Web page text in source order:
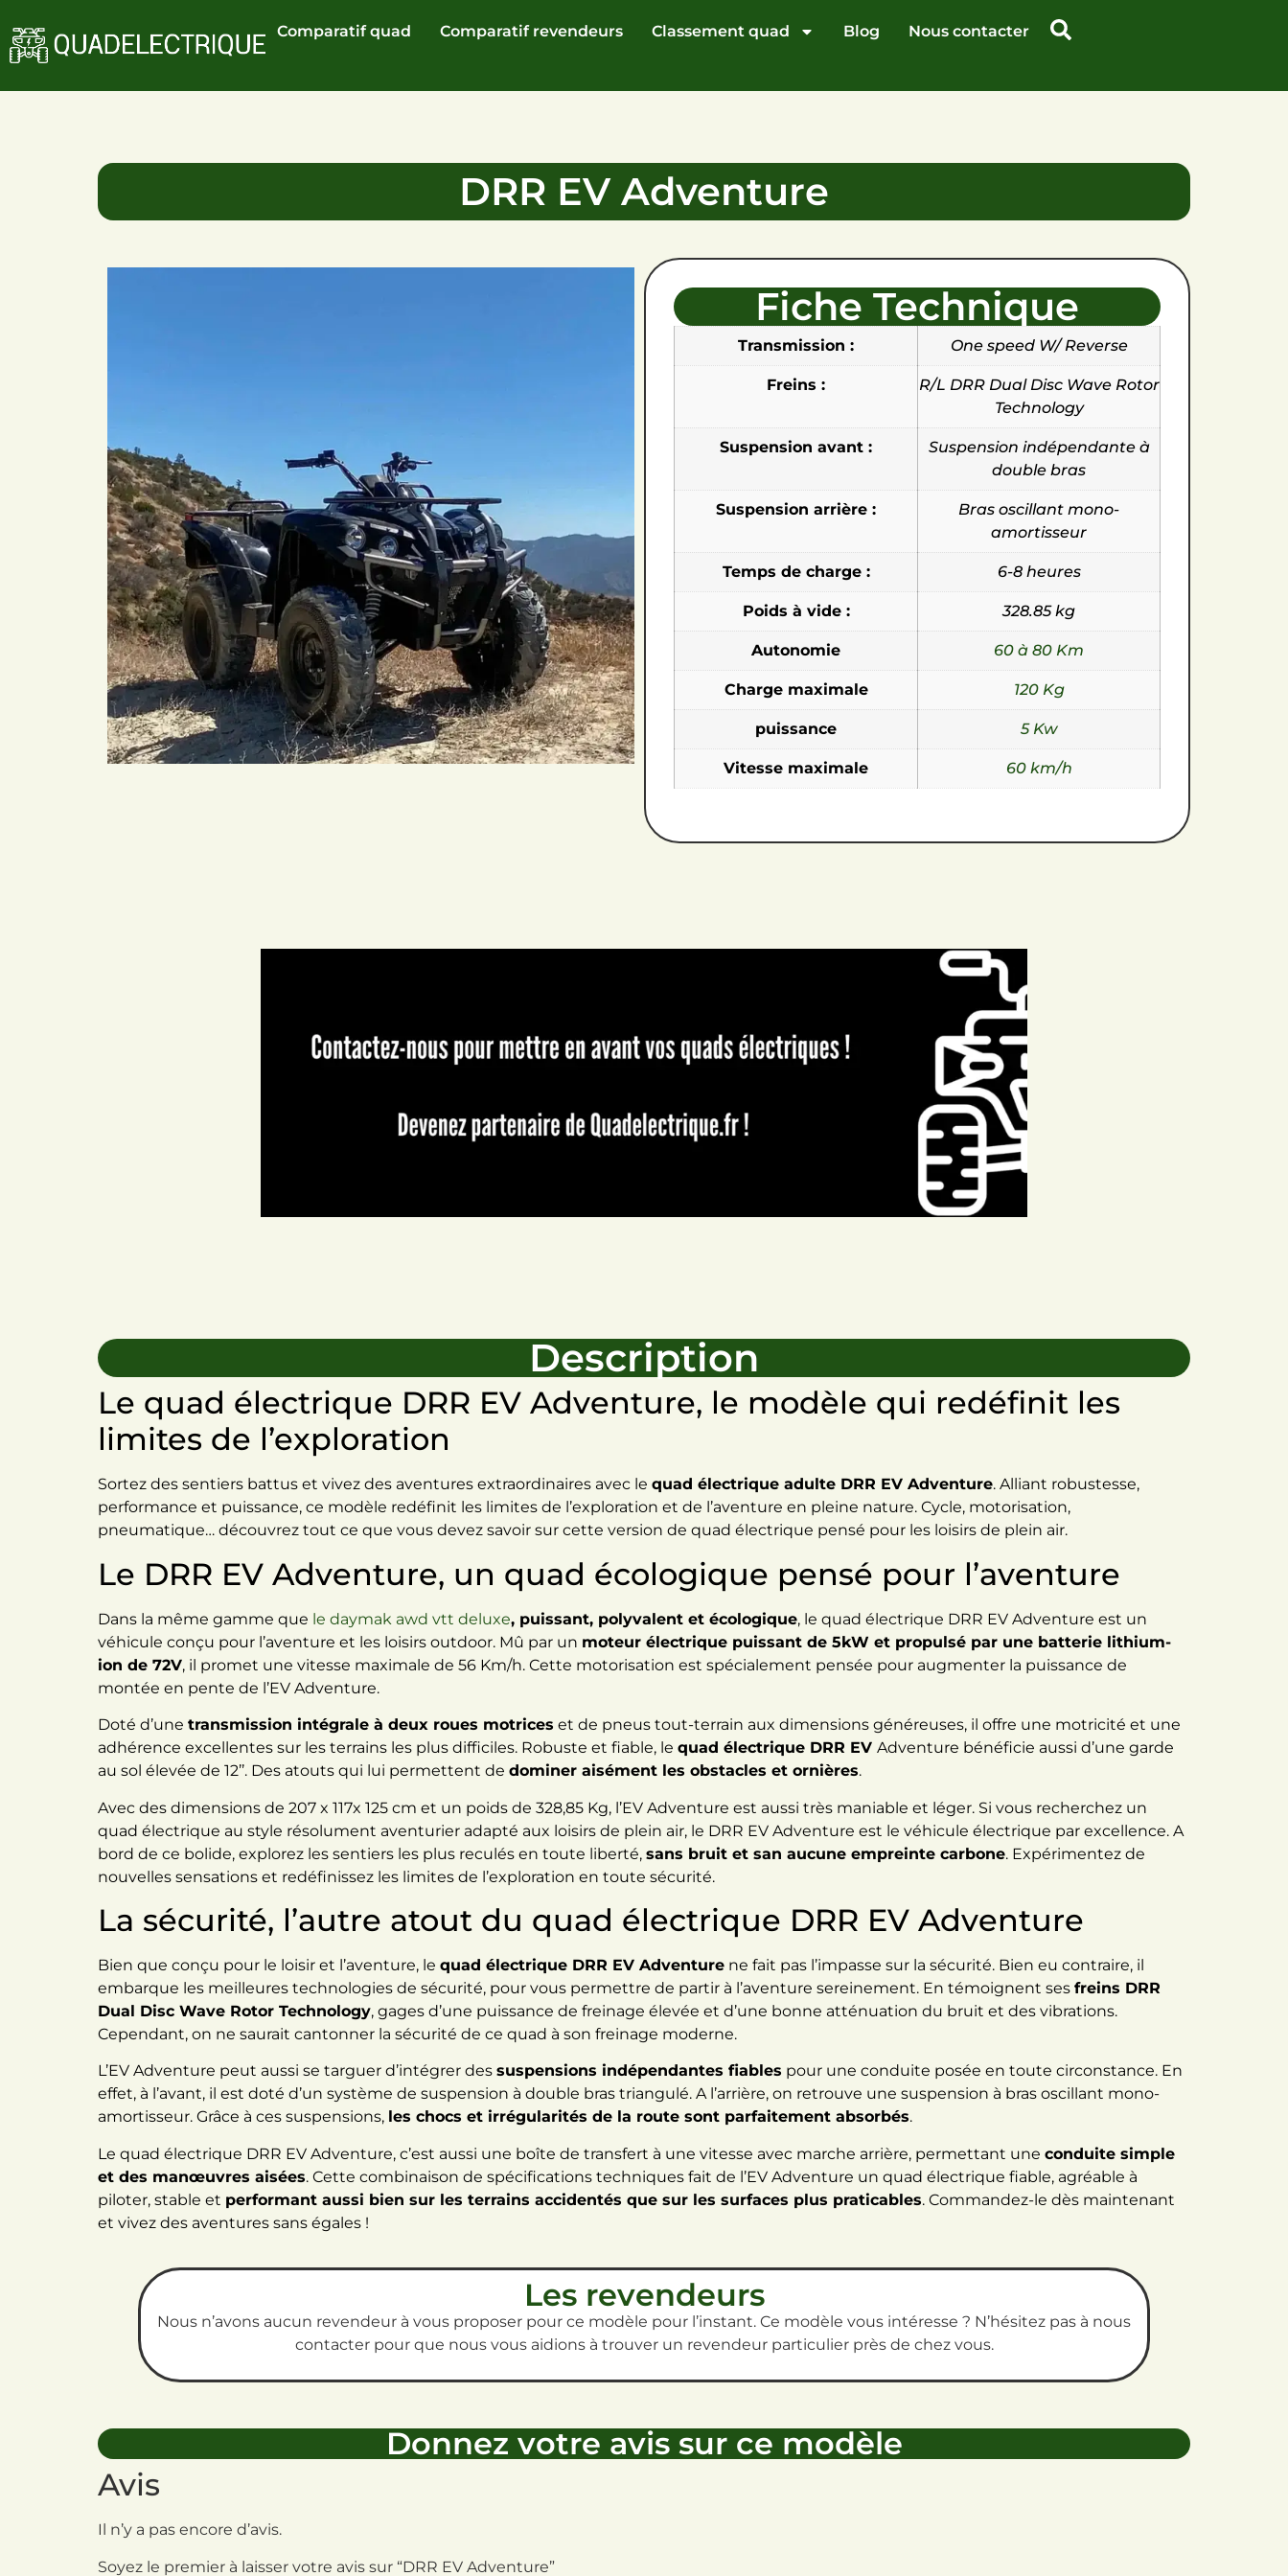
Comparatif quad Comparatif revendeurs Classement quad Blog Nous contacter
DRR EV Adventure
Fiche Technique
Transmission : One speed W/ Reverse
Freins :
R/L DRR Dual Disc Wave Rotor
Technology
Suspension avant :
Suspension indépendante à
double bras
Suspension arrière :
Bras oscillant mono-
amortisseur
Temps de charge : 6-8 heures
Poids à vide : 328.85 kg
Autonomie 60 à 80 Km
Charge maximale 120 Kg
puissance 5 Kw
Vitesse maximale 60 km/h
Description
Le quad électrique DRR EV Adventure, le modèle qui redéfinit les
limites de l’exploration
Sortez des sentiers battus et vivez des aventures extraordinaires avec le quad électrique adulte DRR EV Adventure. Alliant robustesse,
performance et puissance, ce modèle redéfinit les limites de l’exploration et de l’aventure en pleine nature. Cycle, motorisation,
pneumatique… découvrez tout ce que vous devez savoir sur cette version de quad électrique pensé pour les loisirs de plein air.
Le DRR EV Adventure, un quad écologique pensé pour l’aventure
Dans la même gamme que le daymak awd vtt deluxe, puissant, polyvalent et écologique, le quad électrique DRR EV Adventure est un
véhicule conçu pour l’aventure et les loisirs outdoor. Mû par un moteur électrique puissant de 5kW et propulsé par une batterie lithium-
ion de 72V, il promet une vitesse maximale de 56 Km/h. Cette motorisation est spécialement pensée pour augmenter la puissance de
montée en pente de l’EV Adventure.
Doté d’une transmission intégrale à deux roues motrices et de pneus tout-terrain aux dimensions généreuses, il offre une motricité et une
adhérence excellentes sur les terrains les plus difficiles. Robuste et fiable, le quad électrique DRR EV Adventure bénéficie aussi d’une garde
au sol élevée de 12’’. Des atouts qui lui permettent de dominer aisément les obstacles et ornières.
Avec des dimensions de 207 x 117x 125 cm et un poids de 328,85 Kg, l’EV Adventure est aussi très maniable et léger. Si vous recherchez un
quad électrique au style résolument aventurier adapté aux loisirs de plein air, le DRR EV Adventure est le véhicule électrique par excellence. A
bord de ce bolide, explorez les sentiers les plus reculés en toute liberté, sans bruit et san aucune empreinte carbone. Expérimentez de
nouvelles sensations et redéfinissez les limites de l’exploration en toute sécurité.
La sécurité, l’autre atout du quad électrique DRR EV Adventure
Bien que conçu pour le loisir et l’aventure, le quad électrique DRR EV Adventure ne fait pas l’impasse sur la sécurité. Bien eu contraire, il
embarque les meilleures technologies de sécurité, pour vous permettre de partir à l’aventure sereinement. En témoignent ses freins DRR
Dual Disc Wave Rotor Technology, gages d’une puissance de freinage élevée et d’une bonne atténuation du bruit et des vibrations.
Cependant, on ne saurait cantonner la sécurité de ce quad à son freinage moderne.
L’EV Adventure peut aussi se targuer d’intégrer des suspensions indépendantes fiables pour une conduite posée en toute circonstance. En
effet, à l’avant, il est doté d’un système de suspension à double bras triangulé. A l’arrière, on retrouve une suspension à bras oscillant mono-
amortisseur. Grâce à ces suspensions, les chocs et irrégularités de la route sont parfaitement absorbés.
Le quad électrique DRR EV Adventure, c’est aussi une boîte de transfert à une vitesse avec marche arrière, permettant une conduite simple
et des manœuvres aisées. Cette combinaison de spécifications techniques fait de l’EV Adventure un quad électrique fiable, agréable à
piloter, stable et performant aussi bien sur les terrains accidentés que sur les surfaces plus praticables. Commandez-le dès maintenant
et vivez des aventures sans égales !
Les revendeurs
Nous n’avons aucun revendeur à vous proposer pour ce modèle pour l’instant. Ce modèle vous intéresse ? N’hésitez pas à nous
contacter pour que nous vous aidions à trouver un revendeur particulier près de chez vous.
Donnez votre avis sur ce modèle
Avis
Il n’y a pas encore d’avis.
Soyez le premier à laisser votre avis sur “DRR EV Adventure”